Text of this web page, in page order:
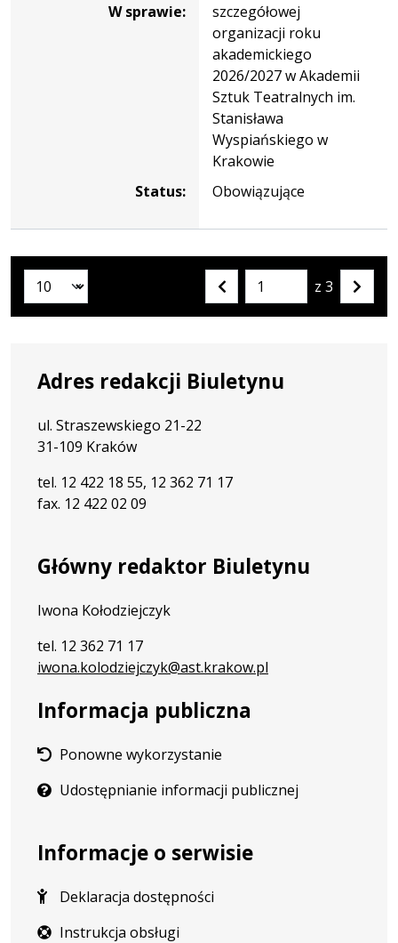
W sprawie:
szczegółowej
organizacji roku
akademickiego
2026/2027 w Akademii
Sztuk Teatralnych im.
Stanisława
Wyspiańskiego w
Krakowie
Status:
Obowiązujące
Liczba artykułów na stronie:
Poprzednia
Przejdź
do
z 3
Adres redakcji Biuletynu
ul. Straszewskiego 21-22
31-109 Kraków
tel. 12 422 18 55, 12 362 71 17
fax. 12 422 02 09
Główny redaktor Biuletynu
Iwona Kołodziejczyk
tel. 12 362 71 17
iwona.kolodziejczyk@ast.krakow.pl
Informacja publiczna
Ponowne wykorzystanie
Udostępnianie informacji publicznej
Informacje o serwisie
Deklaracja dostępności
Instrukcja obsługi